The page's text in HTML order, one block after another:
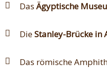
DasÄgyptische
DieStanley-Brücke in
Das römische